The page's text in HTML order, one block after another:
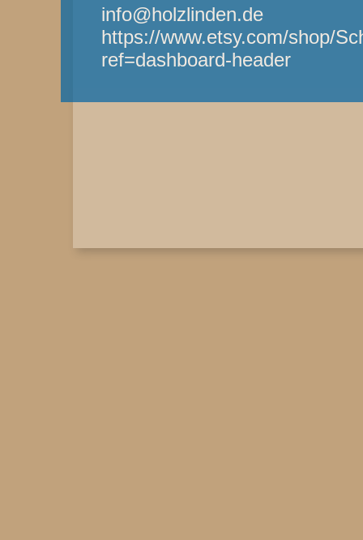
info@holzlinden.de
https://www.etsy.com/shop/
ref=dashboard-header